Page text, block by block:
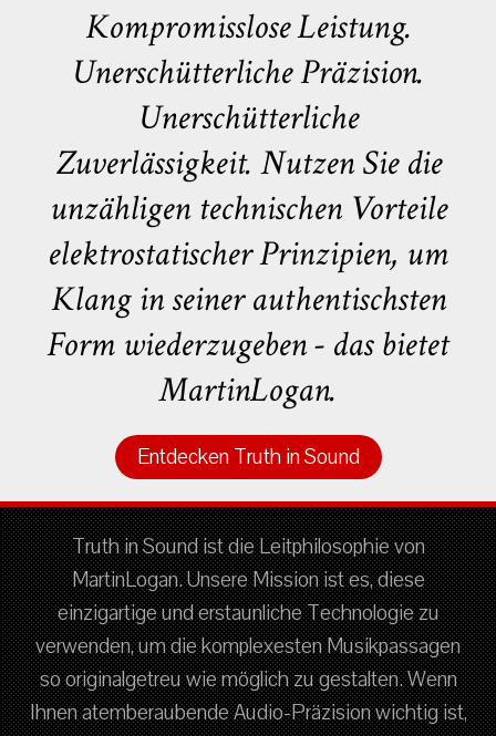
Kompromisslose Leistung.
Unerschütterliche Präzision.
Unerschütterliche
Zuverlässigkeit. Nutzen Sie die
unzähligen technischen Vorteile
elektrostatischer Prinzipien, um
Klang in seiner authentischsten
Form wiederzugeben - das bietet
MartinLogan.
Entdecken Truth in Sound
Truth in Sound ist die Leitphilosophie von
MartinLogan. Unsere Mission ist es, diese
einzigartige und erstaunliche Technologie zu
verwenden, um die komplexesten Musikpassagen
so originalgetreu wie möglich zu gestalten. Wenn
Ihnen atemberaubende Audio-Präzision wichtig ist,